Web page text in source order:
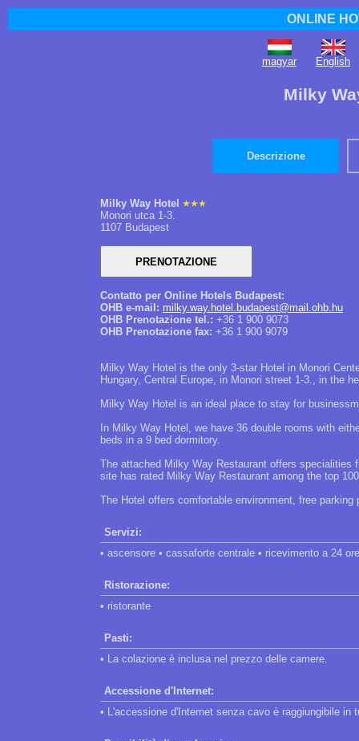
ONLINE
magyar English
Milky
Descrizione
Milky Way Hotel
Monori utca 1-3.
1107 Budapest
Contatto per Online Hotels Budapest:
OHB e-mail: milky.way.hotel.budapest@mail.ohb.hu
OHB Prenotazione tel.: +36 1 900 9073
OHB Prenotazione fax: +36 1 900 9079
Milky Way Hotel is the only 3-star Hotel in Monori
Hungary, Central Europe, in Monori street 1-3., in the
Milky Way Hotel is an ideal place to stay for
In Milky Way Hotel, we have 36 double rooms with
beds in a 9 bed dormitory.
The attached Milky Way Restaurant offers specialities
site has rated Milky Way Restaurant among the top
The Hotel offers comfortable environment, free
Servizi:
• ascensore • cassaforte centrale • ricevimento a 24
Ristorazione:
• ristorante
Pasti:
• La colazione è inclusa nel prezzo delle camere.
Accessione d'Internet:
• L'accessione d'Internet senza cavo è raggiungibile in